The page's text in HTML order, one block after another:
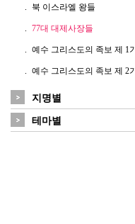
북 이스라엘 왕들
77대 대제사장들
예수 그리스도의 족보 제 1기
예수 그리스도의 족보 제 2기
지명별
테마별